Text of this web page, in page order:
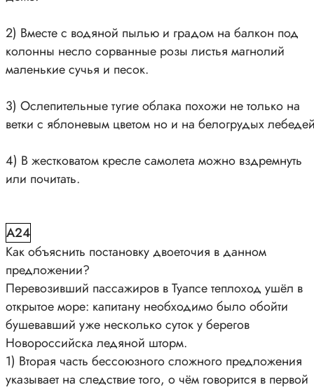
2) Вместе с водяной пылью и градом на балкон под
колонны несло сорванные розы листья магнолий
маленькие сучья и песок.
3) Ослепительные тугие облака похожи не только на
ветки с яблоневым цветом но и на белогрудых
4) В жестковатом кресле самолета можно вздремнуть
или почитать.
A24
Как объяснить постановку двоеточия в данном
предложении?
Перевозивший пассажиров в Туапсе теплоход ушёл в
открытое море: капитану необходимо было обойти
бушевавший уже несколько суток у берегов
Новороссийска ледяной шторм.
1) Вторая часть бессоюзного сложного предложения
указывает на следствие того, о чём говорится в первой